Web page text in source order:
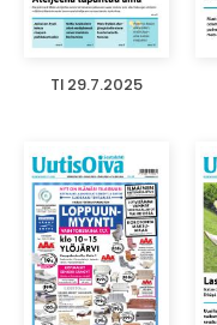
TI 29.7.2025